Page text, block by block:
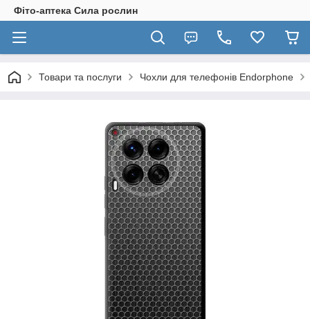
Фіто-аптека Сила рослин
Товари та послуги Чохли для телефонів Endorphone